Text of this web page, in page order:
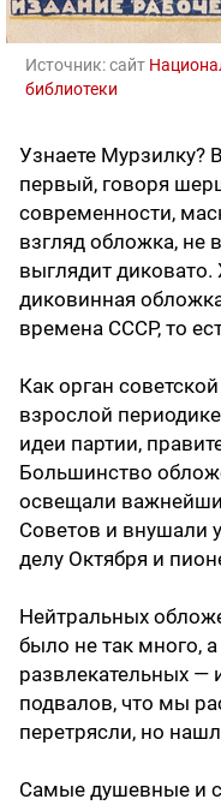
Источник:сайт
библиотеки
Узнаете Мурзилку?
первый, говоря
современности,
взгляд обложка, не
выглядит диковато.
диковинная
времена СССР, то
Как орган
взрослой
идеи партии,
Большинство
освещали
Советов и внушали
делу Октября и
Нейтральных
было не так много,
развлекательных —
подвалов, что мы
перетрясли, но
Самые душевные и